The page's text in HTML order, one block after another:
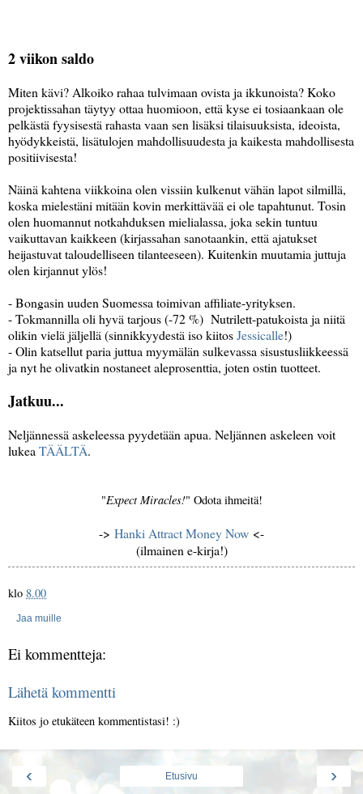
2 viikon saldo
Miten kävi? Alkoiko rahaa tulvimaan ovista ja ikkunoista? Koko
projektissahan täytyy ottaa huomioon, että kyse ei tosiaankaan ole
pelkästä fyysisestä rahasta vaan sen lisäksi tilaisuuksista, ideoista,
hyödykkeistä, lisätulojen mahdollisuudesta ja kaikesta mahdollisesta
positiivisesta!
Näinä kahtena viikkoina olen vissiin kulkenut vähän lapot silmillä,
koska mielestäni mitään kovin merkittävää ei ole tapahtunut. Tosin
olen huomannut notkahduksen mielialassa, joka sekin tuntuu
vaikuttavan kaikkeen (kirjassahan sanotaankin, että ajatukset
heijastuvat taloudelliseen tilanteeseen). Kuitenkin muutamia juttuja
olen kirjannut ylös!
- Bongasin uuden Suomessa toimivan affiliate-yrityksen.
- Tokmannilla oli hyvä tarjous (-72 %) Nutrilett-patukoista ja niitä
olikin vielä jäljellä (sinnikkyydestä iso kiitosJessicalle!)
- Olin katsellut paria juttua myymälän sulkevassa sisustusliikkeessä
ja nyt he olivatkin nostaneet aleprosenttia, joten ostin tuotteet.
Jatkuu...
Neljännessä askeleessa pyydetään apua. Neljännen askeleen voit
lukea TÄÄLTÄ.
"Expect Miracles!" Odota ihmeitä!
-> Hanki Attract Money Now <-
(ilmainen e-kirja!)
klo 8.00
Jaa muille
Ei kommentteja:
Lähetä kommentti
Kiitos jo etukäteen kommentistasi! :)
‹ ›
Etusivu